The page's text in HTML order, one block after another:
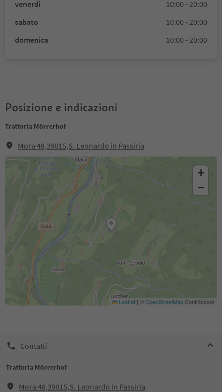
venerdì
10:00 - 20:00
sabato
10:00 - 20:00
domenica
10:00 - 20:00
Posizione e indicazioni
Trattoria Mörrerhof
Mora 48,39015,S. Leonardo in Passiria
+
−
Leaflet | ©OpenStreetMapContributors
Contatti
Trattoria Mörrerhof
Mora 48,39015,S. Leonardo in Passiria